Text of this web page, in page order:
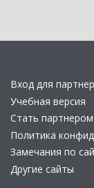
Вход для
Учебная версия
Стать партнером
Политика
Замечания по
Другие сайты